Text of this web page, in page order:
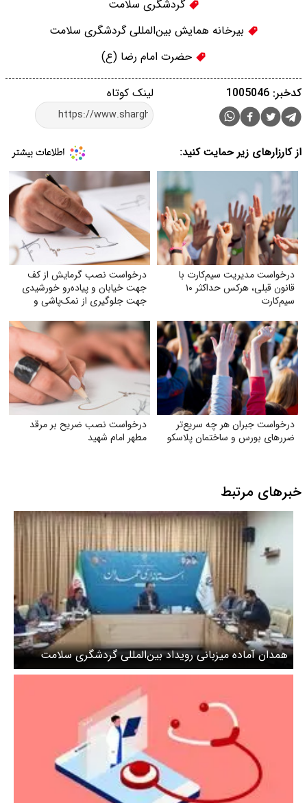
گردشگری سلامت
بیرخانه همایش بین‌المللی گردشگری سلامت
حضرت امام رضا (ع)
لینک کوتاه کدخبر: 1005046
از کارزارهای زیر حمایت کنید:
درخواست مدیریت سیم‌کارت با
قانون قبلی، هرکس حداکثر ۱۰
سیم‌کارت
درخواست نصب گرمایش از کف
جهت خیابان و پیاده‌رو خورشیدی
جهت جلوگیری از نمک‌پاشی و
درخواست جبران هر چه سریع‌تر
ضررهای بورس و ساختمان پلاسکو
درخواست نصب ضریح بر مرقد
مطهر امام شهید
خبرهای مرتبط
همدان آماده میزبانی رویداد بین‌المللی گردشگری سلامت
می‌شود